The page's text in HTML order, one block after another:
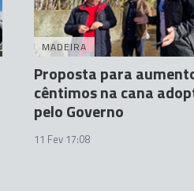
MADEIRA
Proposta para
cêntimos na cana
pelo Governo
11 Fev 17:08